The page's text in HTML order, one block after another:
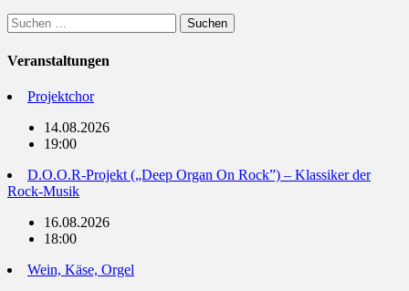
Suchen
nach:
Veranstaltungen
Projektchor
14.08.2026
19:00
D.O.O.R-Projekt („Deep Organ On Rock”) – Klassiker der
Rock-Musik
16.08.2026
18:00
Wein, Käse, Orgel